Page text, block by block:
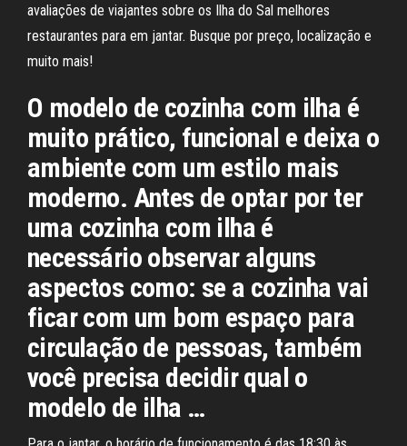
avaliações de viajantes sobre os Ilha do Sal melhores
restaurantes para em jantar. Busque por preço, localização e
muito mais!
O modelo de cozinha com ilha é
muito prático, funcional e deixa o
ambiente com um estilo mais
moderno. Antes de optar por ter
uma cozinha com ilha é
necessário observar alguns
aspectos como: se a cozinha vai
ficar com um bom espaço para
circulação de pessoas, também
você precisa decidir qual o
modelo de ilha …